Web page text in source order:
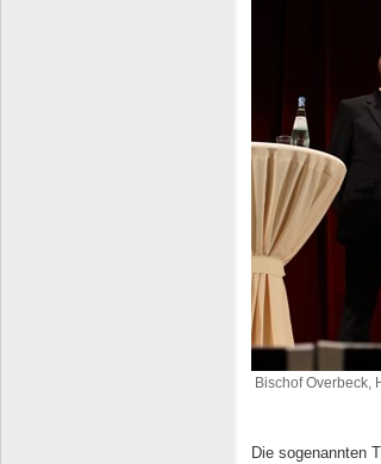
Bischof Overbeck,
Die sogenannten